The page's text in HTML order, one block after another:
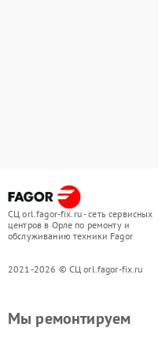
СЦ orl.fagor-fix.ru - сеть сервисных
центров в Орле по ремонту и
обслуживанию техники Fagor
2021-2026 © СЦ orl.fagor-fix.ru
Мы ремонтируем